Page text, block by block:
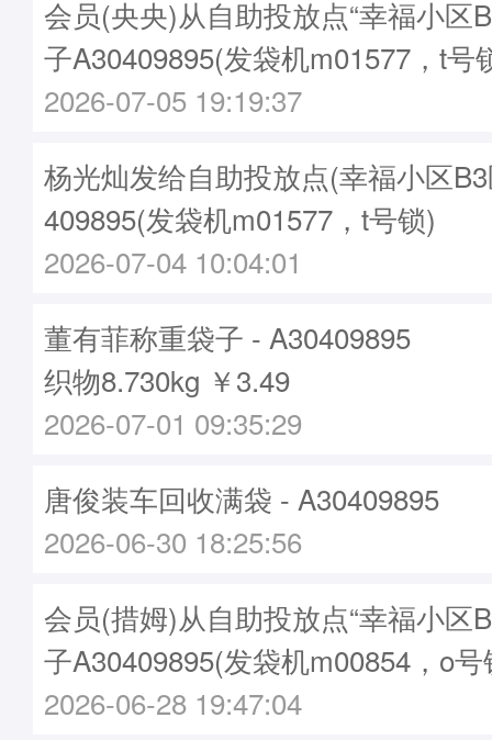
会员(央央)从自助投放点“幸福小区
子A30409895(发袋机m01577，t号
2026-07-05 19:19:37
杨光灿发给自助投放点(幸福小区
409895(发袋机m01577，t号锁)
2026-07-04 10:04:01
董有菲称重袋子 - A30409895
织物8.730kg ￥3.49
2026-07-01 09:35:29
唐俊装车回收满袋 - A30409895
2026-06-30 18:25:56
会员(措姆)从自助投放点“幸福小区
子A30409895(发袋机m00854，o
2026-06-28 19:47:04